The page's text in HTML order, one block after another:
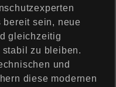
bereit sein, neue
gleichzeitig
stabil zu bleiben.
und
diese modernen